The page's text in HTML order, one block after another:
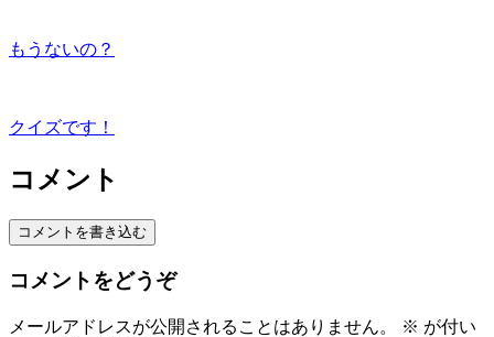
もうないの？
クイズです！
コメント
コメントを書き込む
コメントをどうぞ
メールアドレスが公開されることはありません。 ※ が付い